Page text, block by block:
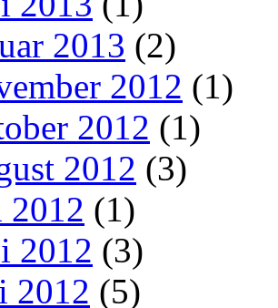
2013 (2)
2012 (1)
2012 (1)
2012 (3)
2012 (1)
2012 (3)
2012 (5)